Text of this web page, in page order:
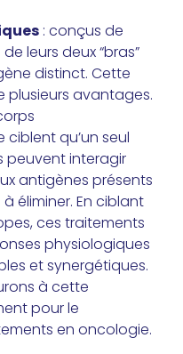
: conçus de
leurs deux “bras”
distinct. Cette
plusieurs avantages.
qu’un seul
peuvent interagir
antigènes présents
éliminer. En ciblant
ces traitements
physiologiques
et synergétiques.
à cette
pour le
en oncologie.